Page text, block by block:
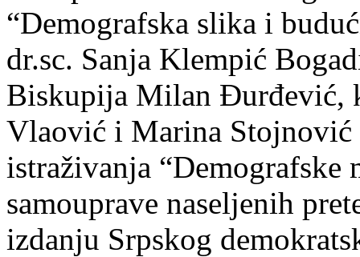
“Demografska slika i
dr.sc. Sanja Klempić
Biskupija Milan Đurđević,
Vlaović i Marina Stojnović
istraživanja “Demografske
samouprave naseljenih
izdanju Srpskog